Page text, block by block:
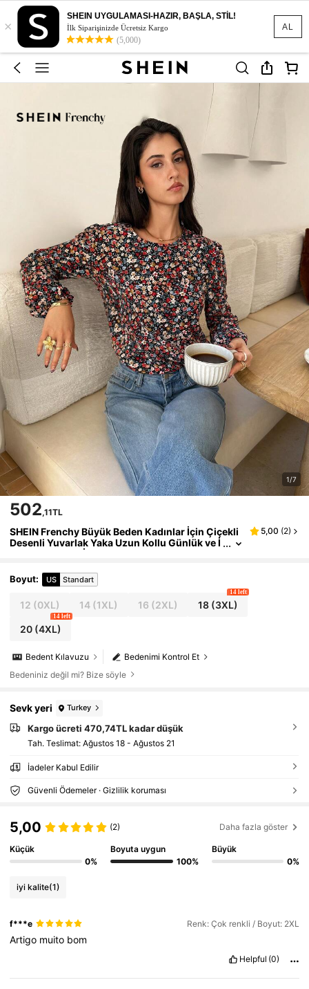
AL
×
SHEIN UYGULAMASI-HAZIR, BAŞLA, STİL!
İlk Siparişinizde Ücretsiz Kargo
(5,000)
1/7
502,11TL
SHEIN Frenchy Büyük Beden Kadınlar İçin Çiçekli
Desenli Yuvarlak Yaka Uzun Kollu Günlük ve İ
şe Gidip Gelme İçin Çok Yönlü Çiçekli Bluz, B
İlkbahar Bluzu
5,00 (2)
Boyut: US Standart
12 (0XL) 14 (1XL) 16 (2XL) 18(3XL)
14 left
20(4XL)
14 left
Bedenimi Kontrol Et
Bedent Kılavuzu
Bedeniniz değil mi? Bize söyle
Sevk yeri Turkey
Kargo ücreti 470,74TL kadar düşük
Tah. Teslimat: Ağustos 18 - Ağustos 21
İadeler Kabul Edilir
Güvenli Ödemeler · Gizlilik koruması
5,00 (2) Daha fazla göster
Küçük
0%
Boyuta uygun
100%
Büyük
0%
iyi kalite(1)
f***e Renk: Çok renkli / Boyut: 2XL
Artigo muito bom
Helpful (0)